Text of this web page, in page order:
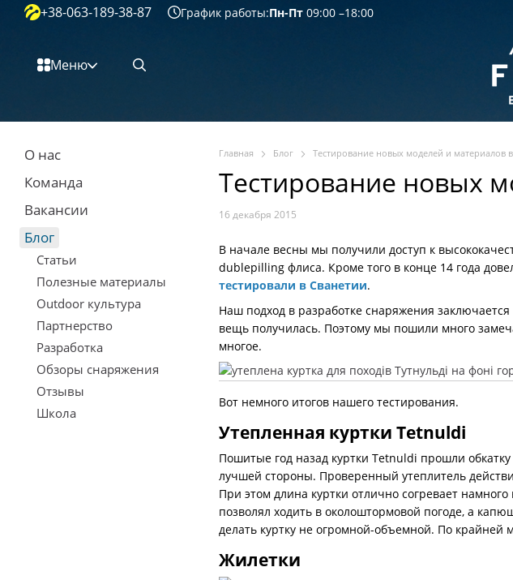
Перейти к основному контенту
+38-063-189-38-87 График работы:Пн-Пт 09:00 –18:00
Меню
Главная Блог Тестирование новых моделей и материалов
Тестирование новых
16 декабря 2015
В начале весны мы получили доступ к
dublepilling флиса. Кроме того в конце 14 года
тестировали в Сванетии.
Наш подход в разработке снаряжения
вещь получилась. Поэтому мы пошили много
многое.
Вот немного итогов нашего тестирования.
Утепленная куртки Tetnuldi
Пошитые год назад куртки Tetnuldi прошли
лучшей стороны. Проверенный утеплитель
При этом длина куртки отлично согревает
позволял ходить в околоштормовой погоде, а
делать куртку не огромной-объемной. По крайней
Жилетки
О нас
Команда
Вакансии
Блог
Статьи
Полезные материалы
Outdoor культура
Партнерство
Разработка
Обзоры снаряжения
Отзывы
Школа